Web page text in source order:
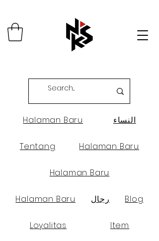
Halaman Baru النساء
Tentang Halaman Baru
Halaman Baru
Halaman Baru رجال Blog
Loyalitas Item